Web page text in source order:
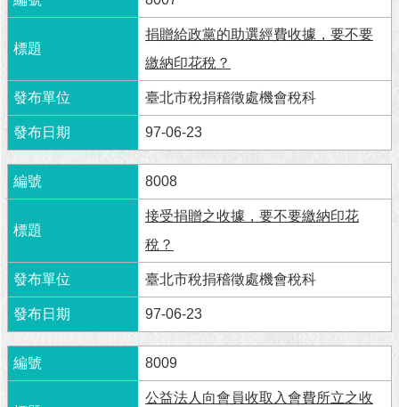
新
清
語
詞
彙
台
北
通
陳
系
捐贈給政黨的助選經費收據，要不要
繳納印花稅？
臺北市稅捐稽徵處機會稅科
97-06-23
8008
接受捐贈之收據，要不要繳納印花
稅？
臺北市稅捐稽徵處機會稅科
97-06-23
8009
公益法人向會員收取入會費所立之收